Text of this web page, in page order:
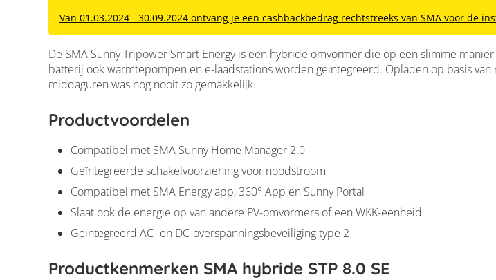
Van 01.03.2024 - 30.09.2024 ontvang je een cashbackbedrag rechtstreeks van SMA voor de
De SMA Sunny Tripower Smart Energy is een hybride omvormer die op een slimme
batterij ook warmtepompen en e-laadstations worden geïntegreerd. Opladen op basis
middaguren was nog nooit zo gemakkelijk.
Productvoordelen
Compatibel met SMA Sunny Home Manager 2.0
Geïntegreerde schakelvoorziening voor noodstroom
Compatibel met SMA Energy app, 360° App en Sunny Portal
Slaat ook de energie op van andere PV-omvormers of een WKK-eenheid
Geïntegreerd AC- en DC-overspanningsbeveiliging type 2
Productkenmerken SMA hybride STP 8.0 SE